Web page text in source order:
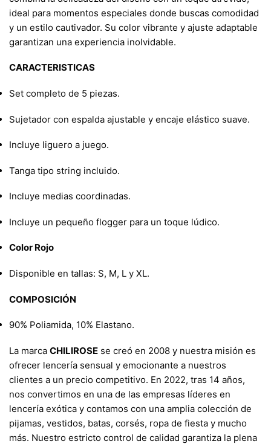
ideal para momentos especiales donde buscas comodidad
y un estilo cautivador. Su color vibrante y ajuste adaptable
garantizan una experiencia inolvidable.
CARACTERISTICAS
Set completo de 5 piezas.
Sujetador con espalda ajustable y encaje elástico suave.
Incluye liguero a juego.
Tanga tipo string incluido.
Incluye medias coordinadas.
Incluye un pequeño flogger para un toque lúdico.
Color Rojo
Disponible en tallas: S, M, L y XL.
COMPOSICIÓN
90% Poliamida, 10% Elastano.
La marca CHILIROSE se creó en 2008 y nuestra misión es
ofrecer lencería sensual y emocionante a nuestros
clientes a un precio competitivo. En 2022, tras 14 años,
nos convertimos en una de las empresas líderes en
lencería exótica y contamos con una amplia colección de
pijamas, vestidos, batas, corsés, ropa de fiesta y mucho
más. Nuestro estricto control de calidad garantiza la plena